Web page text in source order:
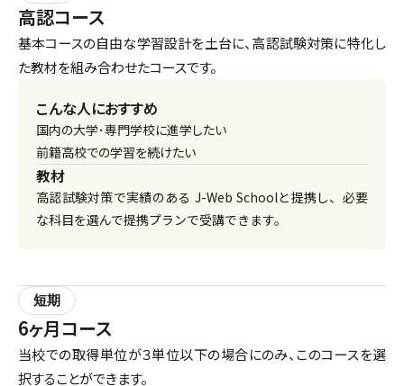
高認コース
基本コースの自由な学習設計を土台に、高認試験対策に特化し
た教材を組み合わせたコースです。
こんな人におすすめ
国内の大学･専門学校に進学したい
前籍高校での学習を続けたい
教材
高認試験対策で実績のある J-Web Schoolと提携し、必要
な科目を選んで提携プランで受講できます。
短期
6ヶ月コース
当校での取得単位が３単位以下の場合にのみ、このコースを選
択することができます。